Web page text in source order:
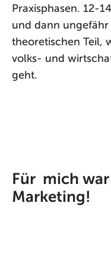
Praxisphasen. 12-
und dann
theoretischen Teil,
volks- und
geht.
Für mich
Marketing!